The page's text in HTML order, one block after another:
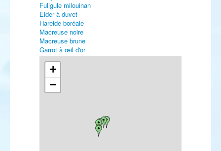
Fuligule milouinan
Eider à duvet
Harelde boréale
Macreuse noire
Macreuse brune
Garrot à œil d'or
Harle piette
Harle huppé
Harle bièvre
Érismature rousse
Colin de Californie
+
−